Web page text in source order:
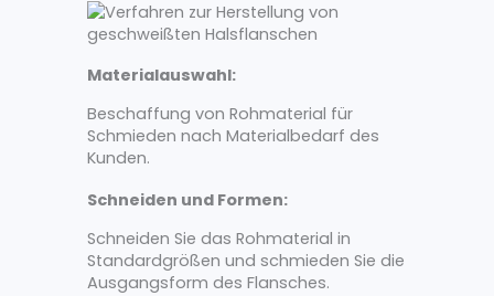
Materialauswahl:
Beschaffung von Rohmaterial für
Schmieden nach Materialbedarf des
Kunden.
Schneiden und Formen:
Schneiden Sie das Rohmaterial in
Standardgrößen und schmieden Sie die
Ausgangsform des Flansches.